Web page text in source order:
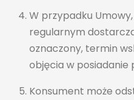
W przypadku
regularnym
oznaczony, termin
objęcia w posiadanie
Konsument może